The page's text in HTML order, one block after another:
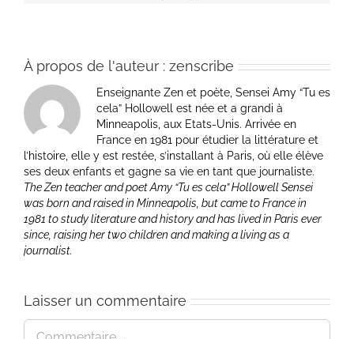
À propos de l'auteur : zenscribe
Enseignante Zen et poète, Sensei Amy “Tu es
cela” Hollowell est née et a grandi à
Minneapolis, aux Etats-Unis. Arrivée en
France en 1981 pour étudier la littérature et
l’histoire, elle y est restée, s’installant à Paris, où elle élève
ses deux enfants et gagne sa vie en tant que journaliste.
The Zen teacher and poet Amy “Tu es cela” Hollowell Sensei
was born and raised in Minneapolis, but came to France in
1981 to study literature and history and has lived in Paris ever
since, raising her two children and making a living as a
journalist.
Laisser un commentaire
Commentaire